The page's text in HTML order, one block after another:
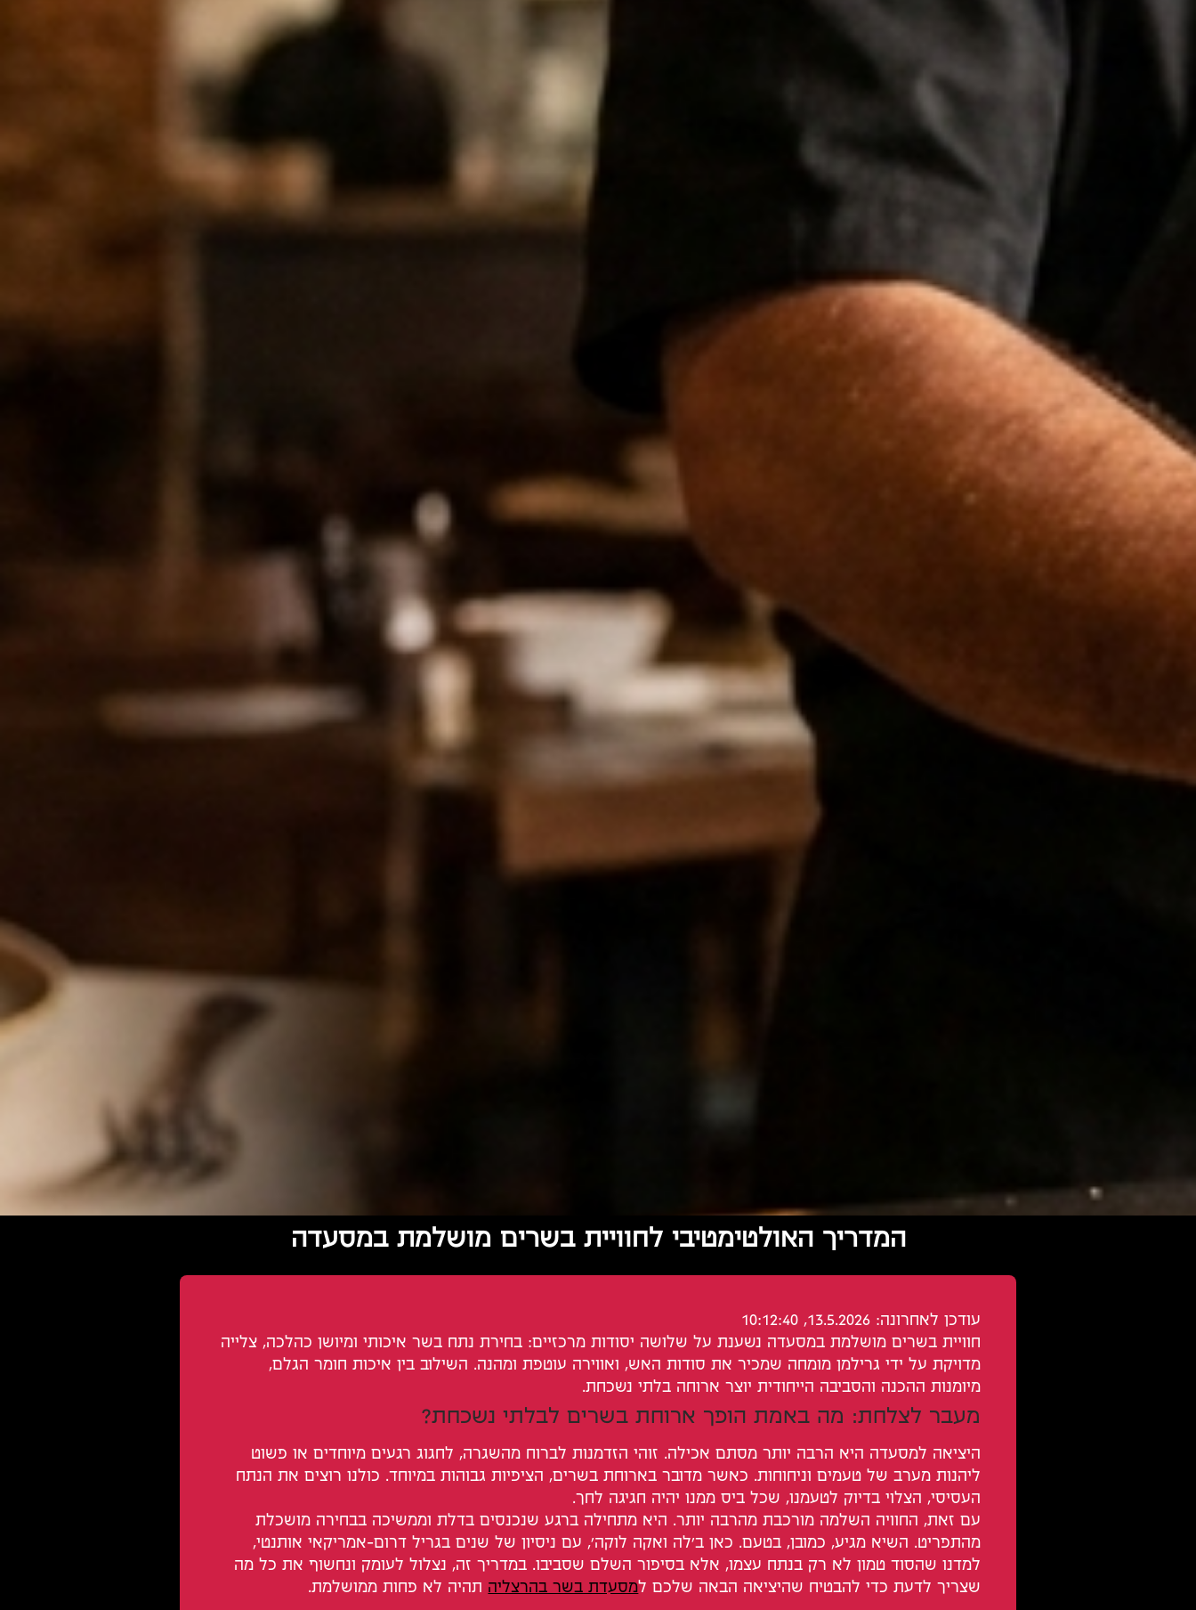
המדריך האולטימטיבי לחוויית בשרים מושלמת במסעדה
עודכן לאחרונה: 13.5.2026, 10:12:40
חוויית בשרים מושלמת במסעדה נשענת על שלושה יסודות מרכזיים: בחירת נתח בשר איכותי ומיושן כהלכה, צלייה
מדויקת על ידי גרילמן מומחה שמכיר את סודות האש, ואווירה עוטפת ומהנה. השילוב בין איכות חומר הגלם,
מיומנות ההכנה והסביבה הייחודית יוצר ארוחה בלתי נשכחת.
מעבר לצלחת: מה באמת הופך ארוחת בשרים לבלתי נשכחת?
היציאה למסעדה היא הרבה יותר מסתם אכילה. זוהי הזדמנות לברוח מהשגרה, לחגוג רגעים מיוחדים או פשוט
ליהנות מערב של טעמים וניחוחות. כאשר מדובר בארוחת בשרים, הציפיות גבוהות במיוחד. כולנו רוצים את הנתח
העסיסי, הצלוי בדיוק לטעמנו, שכל ביס ממנו יהיה חגיגה לחך.
עם זאת, החוויה השלמה מורכבת מהרבה יותר. היא מתחילה ברגע שנכנסים בדלת וממשיכה בבחירה מושכלת
מהתפריט. השיא מגיע, כמובן, בטעם. כאן ב'לה ואקה לוקה', עם ניסיון של שנים בגריל דרום-אמריקאי אותנטי,
למדנו שהסוד טמון לא רק בנתח עצמו, אלא בסיפור השלם שסביבו. במדריך זה, נצלול לעומק ונחשוף את כל מה
שצריך לדעת כדי להבטיח שהיציאה הבאה שלכם למסעדת בשר בהרצליה תהיה לא פחות ממושלמת.